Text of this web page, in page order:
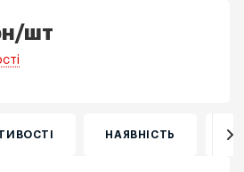
/шт
НАЯВНІСТЬ